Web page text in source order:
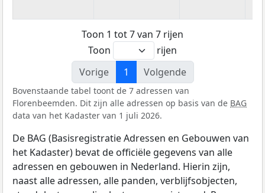
Toon 1 tot 7 van 7 rijen
Toon
rijen
Vorige
1 Volgende
Bovenstaande tabel toont de 7 adressen van
Florenbeemden. Dit zijn alle adressen op basis van de BAG
data van het Kadaster van 1 juli 2026.
De BAG (Basisregistratie Adressen en Gebouwen van
het Kadaster) bevat de officiële gegevens van alle
adressen en gebouwen in Nederland. Hierin zijn,
naast alle adressen, alle panden, verblijfsobjecten,